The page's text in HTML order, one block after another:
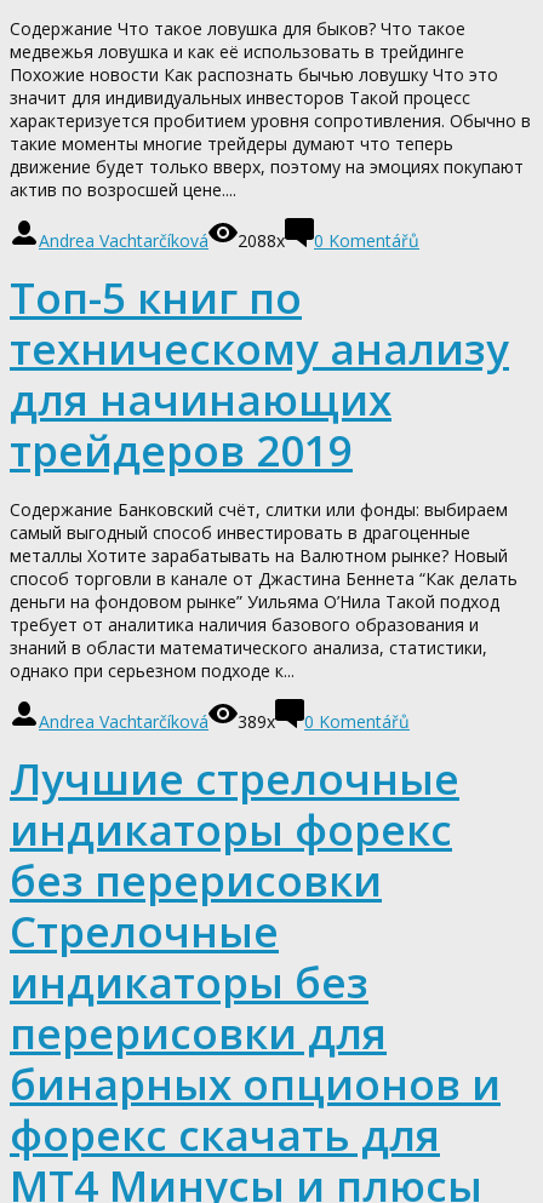
Содержание Что такое ловушка для быков? Что такое
медвежья ловушка и как её использовать в трейдинге
Похожие новости Как распознать бычью ловушку Что это
значит для индивидуальных инвесторов Такой процесс
характеризуется пробитием уровня сопротивления. Обычно в
такие моменты многие трейдеры думают что теперь
движение будет только вверх, поэтому на эмоциях покупают
актив по возросшей цене....
Andrea Vachtarčíková 2088x 0 Komentářů
Топ-5 книг по
техническому анализу
для начинающих
трейдеров 2019
Содержание Банковский счёт, слитки или фонды: выбираем
самый выгодный способ инвестировать в драгоценные
металлы Хотите зарабатывать на Валютном рынке? Новый
способ торговли в канале от Джастина Беннета “Как делать
деньги на фондовом рынке” Уильяма О’Нила Такой подход
требует от аналитика наличия базового образования и
знаний в области математического анализа, статистики,
однако при серьезном подходе к...
Andrea Vachtarčíková 389x 0 Komentářů
Лучшие стрелочные
индикаторы форекс
без перерисовки
Стрелочные
индикаторы без
перерисовки для
бинарных опционов и
форекс скачать для
МТ4 Минусы и плюсы